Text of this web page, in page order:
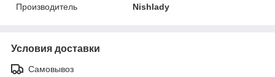
Производитель
Nishlady
Условия доставки
Самовывоз